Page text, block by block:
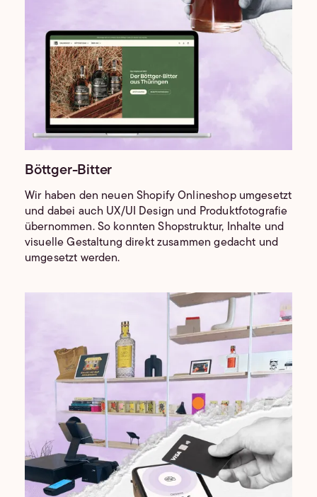
Böttger-Bitter
Wir haben den neuen Shopify Onlineshop umgesetzt
und dabei auch UX/UI Design und Produktfotografie
übernommen. So konnten Shopstruktur, Inhalte und
visuelle Gestaltung direkt zusammen gedacht und
umgesetzt werden.